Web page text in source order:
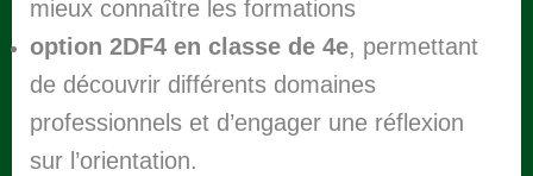
mieux connaître les formations
option 2DF4 en classe de 4e, permettant
de découvrir différents domaines
professionnels et d’engager une réflexion
sur l’orientation.